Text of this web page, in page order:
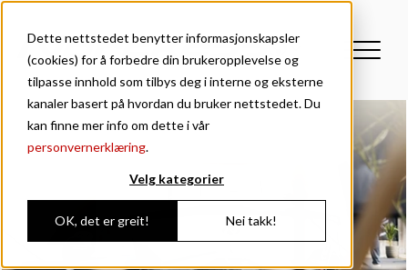
Dette nettstedet benytter informasjonskapsler
(cookies) for å forbedre din brukeropplevelse og
tilpasse innhold som tilbys deg i interne og eksterne
kanaler basert på hvordan du bruker nettstedet. Du
kan finne mer info om dette i vår
personvernerklæring.
Velg kategorier
OK, det er greit! Nei takk!